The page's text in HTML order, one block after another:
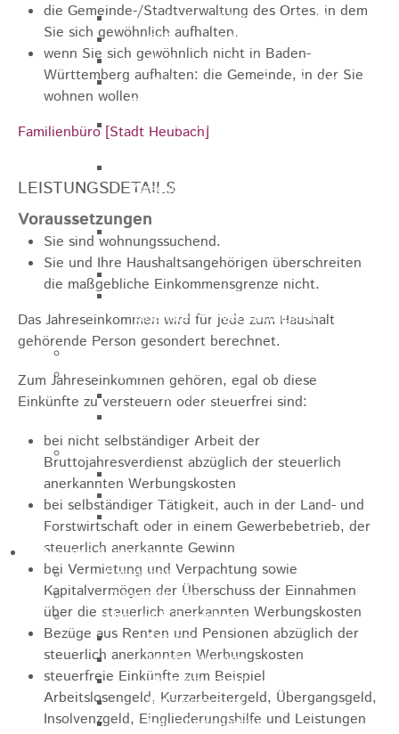
Aufsichtsrat Wohnbau GmbH
Stiftungsrat "Stiftung Heubach"
Umlegungsausschuss
Verbandsversammlung der VG
Rosenstein
Verbandsversammlung des
Zweckverbands
Landeswasserversorgung
Verbandsversammlung Zweckverband
"Gewerbeverband Rosenstein"
Verwaltungsausschuss
Zweckverband "Gewerbeverband
Rosenstein" - Verwaltungsrat
Jugendparlament
Wahlen
Wahlen Aktuell
Nachhaltige Stadtentwicklung
Heubach gestalten
Online Beteiligung
Zukunfts Team
Freizeit / Tourismus
Gastgeber
Veranstaltungen
Museen & Sammlungen
Schloss
Miedermuseum
Heimatmuseum
Polizeimuseum
Haus Anna Vetter
die Gemeinde-/Stadtverwaltung des Ortes, in dem
Sie sich gewöhnlich aufhalten.
wenn Sie sich gewöhnlich nicht in Baden-
Württemberg aufhalten: die Gemeinde, in der Sie
wohnen wollen
Familienbüro [Stadt Heubach]
LEISTUNGSDETAILS
Voraussetzungen
Sie sind wohnungssuchend.
Sie und Ihre Haushaltsangehörigen überschreiten
die maßgebliche Einkommensgrenze nicht.
Das Jahreseinkommen wird für jede zum Haushalt
gehörende Person gesondert berechnet.
Zum Jahreseinkommen gehören, egal ob diese
Einkünfte zu versteuern oder steuerfrei sind:
bei nicht selbständiger Arbeit der
Bruttojahresverdienst abzüglich der steuerlich
anerkannten Werbungskosten
bei selbständiger Tätigkeit, auch in der Land- und
Forstwirtschaft oder in einem Gewerbebetrieb, der
steuerlich anerkannte Gewinn
bei Vermietung und Verpachtung sowie
Kapitalvermögen der Überschuss der Einnahmen
über die steuerlich anerkannten Werbungskosten
Bezüge aus Renten und Pensionen abzüglich der
steuerlich anerkannten Werbungskosten
steuerfreie Einkünfte zum Beispiel
Arbeitslosengeld, Kurzarbeitergeld, Übergangsgeld,
Insolvenzgeld, Eingliederungshilfe und Leistungen